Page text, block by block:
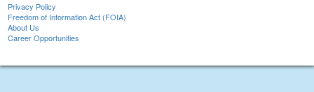
Privacy Policy
Freedom of Information Act (FOIA)
About Us
Career Opportunities